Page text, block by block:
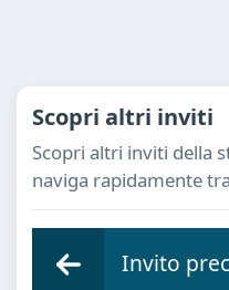
Scopri altri inviti
Scopri altri inviti della
naviga rapidamente
Invito